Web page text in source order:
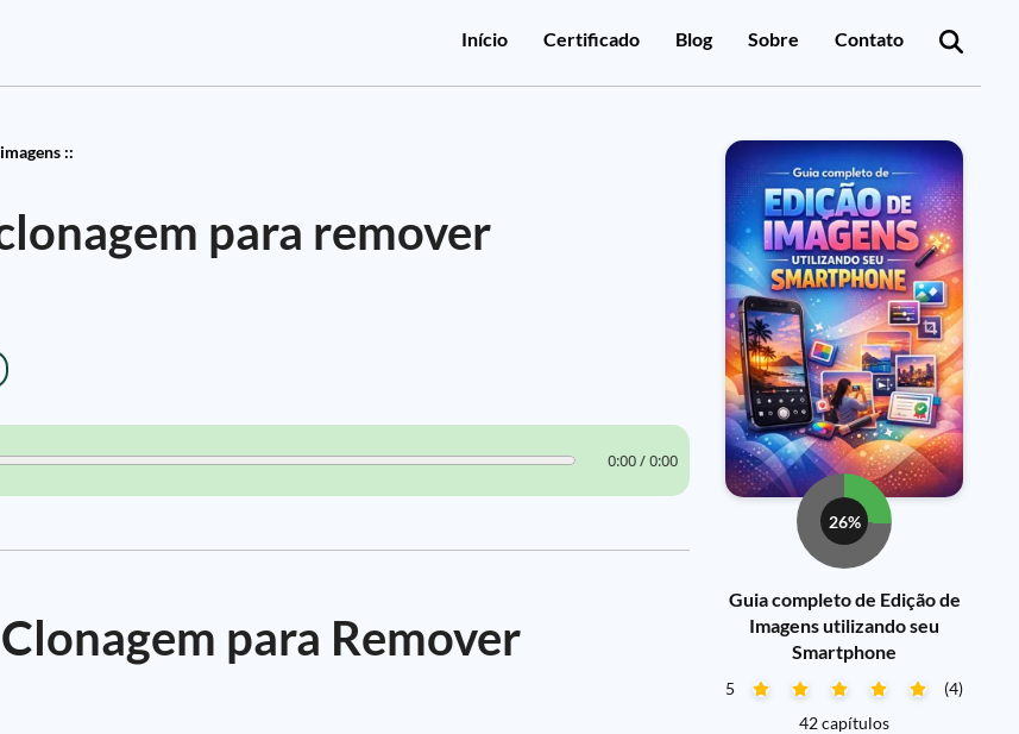
Início Certificado Blog Sobre Contato
::
para remover
0:00 / 0:00
para Remover
26%
Guia completo de Edição de
Imagens utilizando seu
Smartphone
5
(4)
42 capítulos